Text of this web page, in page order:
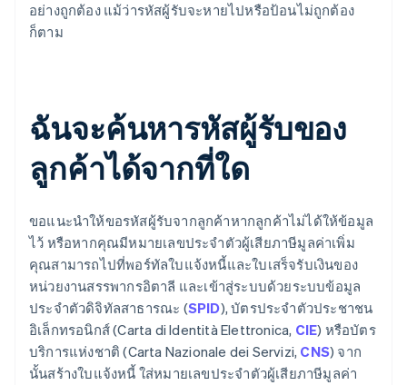
อย่างถูกต้อง แม้ว่ารหัสผู้รับจะหายไปหรือป้อนไม่ถูกต้อง
ก็ตาม
ฉันจะค้นหารหัสผู้รับของ
ลูกค้าได้จากที่ใด
ขอแนะนำให้ขอรหัสผู้รับจากลูกค้าหากลูกค้าไม่ได้ให้ข้อมูล
ไว้ หรือหากคุณมีหมายเลขประจำตัวผู้เสียภาษีมูลค่าเพิ่ม
คุณสามารถไปที่พอร์ทัลใบแจ้งหนี้และใบเสร็จรับเงินของ
หน่วยงานสรรพากรอิตาลี และเข้าสู่ระบบด้วยระบบข้อมูล
ประจำตัวดิจิทัลสาธารณะ (SPID), บัตรประจำตัวประชาชน
อิเล็กทรอนิกส์ (Carta di Identità Elettronica, CIE) หรือบัตร
บริการแห่งชาติ (Carta Nazionale dei Servizi, CNS) จาก
นั้นสร้างใบแจ้งหนี้ ใส่หมายเลขประจําตัวผู้เสียภาษีมูลค่า